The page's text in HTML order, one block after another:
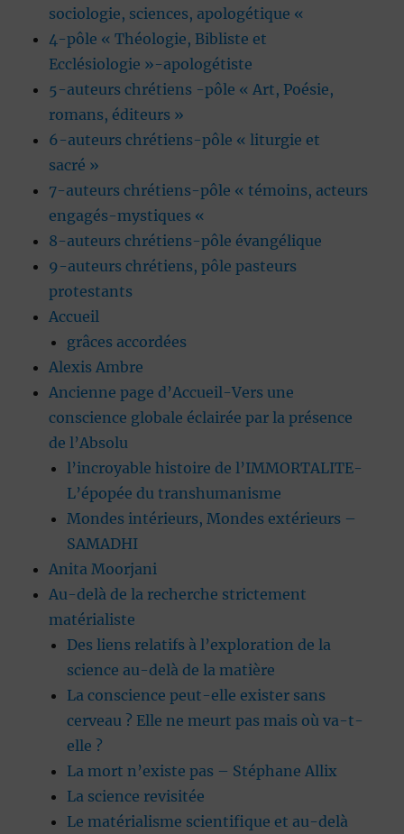
sociologie, sciences, apologétique «
4-pôle « Théologie, Bibliste et
Ecclésiologie »-apologétiste
5-auteurs chrétiens -pôle « Art, Poésie,
romans, éditeurs »
6-auteurs chrétiens-pôle « liturgie et
sacré »
7-auteurs chrétiens-pôle « témoins, acteurs
engagés-mystiques «
8-auteurs chrétiens-pôle évangélique
9-auteurs chrétiens, pôle pasteurs
protestants
Accueil
grâces accordées
Alexis Ambre
Ancienne page d’Accueil-Vers une
conscience globale éclairée par la présence
de l’Absolu
l’incroyable histoire de l’IMMORTALITE-
L’épopée du transhumanisme
Mondes intérieurs, Mondes extérieurs –
SAMADHI
Anita Moorjani
Au-delà de la recherche strictement
matérialiste
Des liens relatifs à l’exploration de la
science au-delà de la matière
La conscience peut-elle exister sans
cerveau ? Elle ne meurt pas mais où va-t-
elle ?
La mort n’existe pas – Stéphane Allix
La science revisitée
Le matérialisme scientifique et au-delà